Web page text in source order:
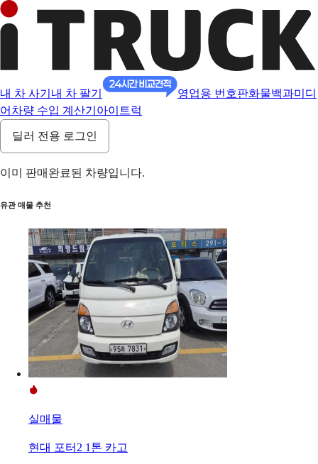
내 차 사기 내 차 팔기 영업용 번호판화물백과미디
어 차량 수입 계산기 아이트럭
딜러 전용 로그인
이미 판매완료된 차량입니다.
유관 매물 추천
실매물
현대 포터2 1톤 카고